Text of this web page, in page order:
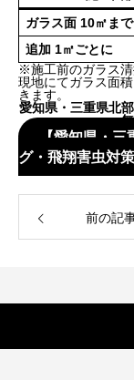
ガラス面 10㎡まで
追加 1㎡ごとに
※施工前のガラス
現地にてガラス面積
きます。
愛知県・三重県北
【愛知県・
グ・飛翔害虫対
前の記